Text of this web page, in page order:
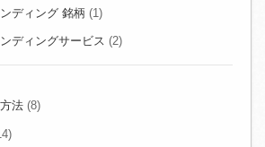
ディング 銘柄 (1)
ディングサービス (2)
法 (8)